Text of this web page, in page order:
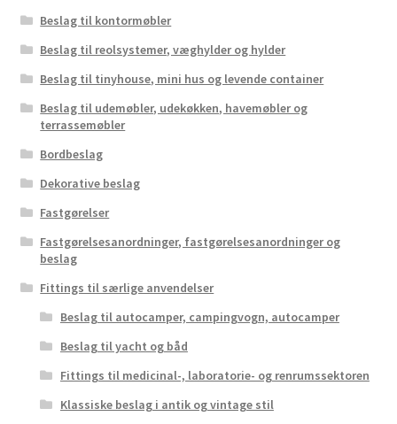
Beslag til kontormøbler
Beslag til reolsystemer, væghylder og hylder
Beslag til tinyhouse, mini hus og levende container
Beslag til udemøbler, udekøkken, havemøbler og
terrassemøbler
Bordbeslag
Dekorative beslag
Fastgørelser
Fastgørelsesanordninger, fastgørelsesanordninger og
beslag
Fittings til særlige anvendelser
Beslag til autocamper, campingvogn, autocamper
Beslag til yacht og båd
Fittings til medicinal-, laboratorie- og renrumssektoren
Klassiske beslag i antik og vintage stil